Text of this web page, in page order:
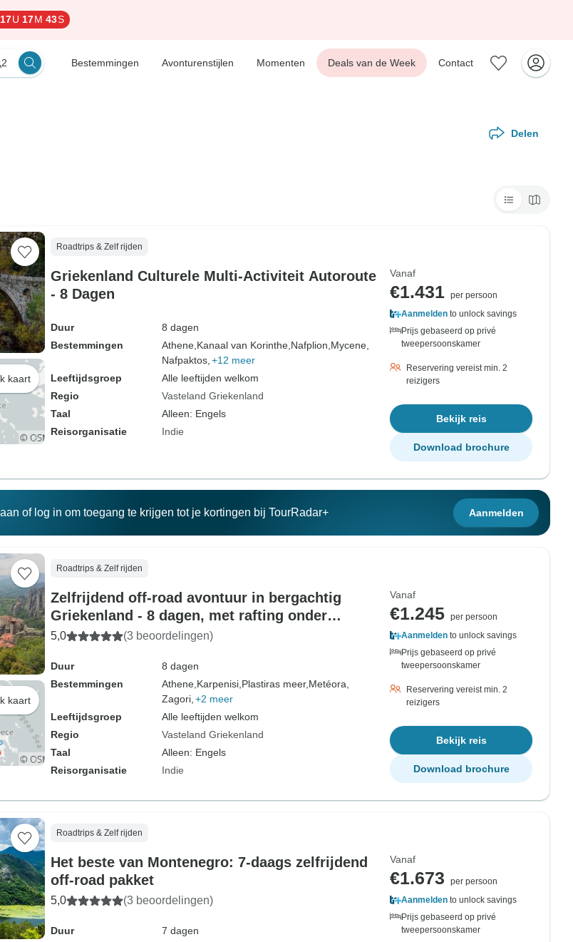
17U 17M 42S
2 Bestemmingen Avonturenstijlen Momenten Deals van de Week Contact
Delen
kaart
Roadtrips & Zelf rijden
Griekenland Culturele Multi-Activiteit Autoroute
- 8 Dagen
Duur
8 dagen
Bestemmingen
Athene, Kanaal van Korinthe, Nafplion, Mycene,
Nafpaktos, +12 meer
Leeftijdsgroep
Alle leeftijden welkom
Regio
Vasteland Griekenland
Taal
Alleen: Engels
Reisorganisatie
Indie
Vanaf
€1.431 per persoon
Aanmelden to unlock savings
Prijs gebaseerd op privé
tweepersoonskamer
Reservering vereist min. 2
reizigers
Bekijk reis
Download brochure
of log in om toegang te krijgen tot je kortingen bij TourRadar+ Aanmelden
kaart
Roadtrips & Zelf rijden
Zelfrijdend off-road avontuur in bergachtig
Griekenland - 8 dagen, met rafting onder
begeleiding
5,0 (3 beoordelingen)
Duur
8 dagen
Bestemmingen
Athene, Karpenisi, Plastiras meer, Metéora,
Zagori, +2 meer
Leeftijdsgroep
Alle leeftijden welkom
Regio
Vasteland Griekenland
Taal
Alleen: Engels
Reisorganisatie
Indie
Vanaf
€1.245 per persoon
Aanmelden to unlock savings
Prijs gebaseerd op privé
tweepersoonskamer
Reservering vereist min. 2
reizigers
Bekijk reis
Download brochure
Roadtrips & Zelf rijden
Het beste van Montenegro: 7-daags zelfrijdend
off-road pakket
5,0 (3 beoordelingen)
Duur
7 dagen
Vanaf
€1.673
per persoon
Aanmelden to unlock savings
Prijs gebaseerd op privé
tweepersoonskamer